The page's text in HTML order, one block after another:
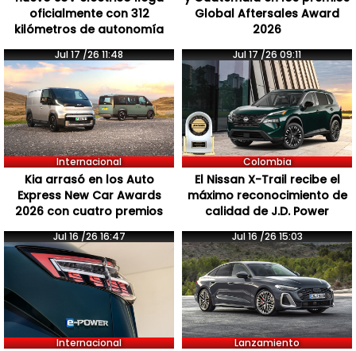
oficialmente con 312
kilómetros de autonomía
Global Aftersales Award
2026
Jul 17 /26 11:48
Internacional
Kia arrasó en los Auto
Express New Car Awards
2026 con cuatro premios
Jul 17 /26 09:11
Colombia
El Nissan X-Trail recibe el
máximo reconocimiento de
calidad de J.D. Power
Jul 16 /26 16:47
Internacional
Jul 16 /26 15:03
Lanzamiento